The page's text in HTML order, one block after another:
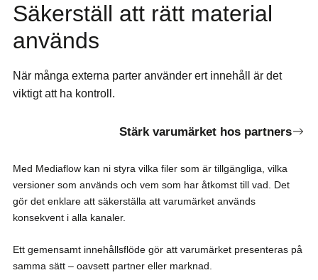
Säkerställ att rätt material
används
När många externa parter använder ert innehåll är det
viktigt att ha kontroll.
Stärk varumärket hos partners
Med Mediaflow kan ni styra vilka filer som är tillgängliga, vilka
versioner som används och vem som har åtkomst till vad. Det
gör det enklare att säkerställa att varumärket används
konsekvent i alla kanaler.
Ett gemensamt innehållsflöde gör att varumärket presenteras på
samma sätt – oavsett partner eller marknad.